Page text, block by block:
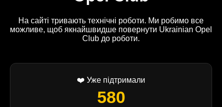
На сайті тривають технічні роботи. Ми робимо все
можливе, щоб якнайшвидше повернути Ukrainian Opel
Club до роботи.
❤️ Уже підтримали
580